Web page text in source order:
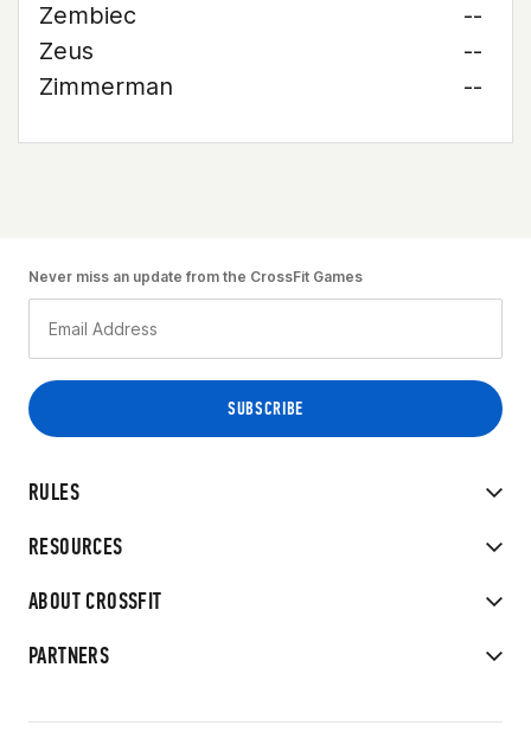
Zembiec
--
Zeus
--
Zimmerman
--
RULES
RESOURCES
ABOUT CROSSFIT
PARTNERS
Never miss an update from the CrossFit Games